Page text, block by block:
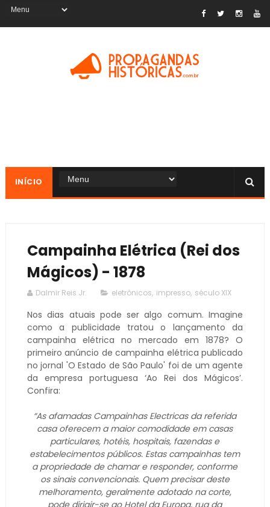
INÍCIO
Campainha Elétrica (Rei dos
Mágicos) - 1878
Dalmir Reis Jr. eletrônicos, impresso, século XIX
Nos dias atuais pode ser algo comum. Imagine
como a publicidade tratou o lançamento da
campainha elétrica no mercado em 1878? O
primeiro anúncio de campainha elétrica publicado
no jornal 'O Estado de São Paulo' foi de um agente
da empresa portuguesa ‘Ao Rei dos Mágicos’.
Confira:
“As afamadas Campainhas Electricas da referida
casa oferecem a maior comodidade em casas
particulares, hotéis, hospitais, fazendas e
estabelecimentos públicos. Estas campainhas tem
a propriedade de chamar e responder, conforme
os sinais convencionais. Quem precisar deste
melhoramento, geralmente adotado na corte,
pode dirigir-se ao Hotel da Europa, rua da